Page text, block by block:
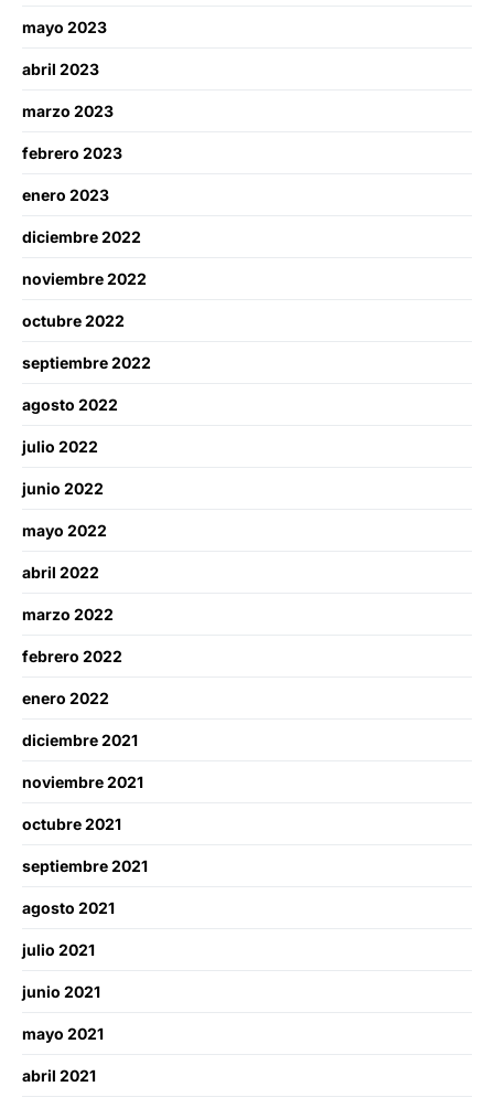
mayo 2023
abril 2023
marzo 2023
febrero 2023
enero 2023
diciembre 2022
noviembre 2022
octubre 2022
septiembre 2022
agosto 2022
julio 2022
junio 2022
mayo 2022
abril 2022
marzo 2022
febrero 2022
enero 2022
diciembre 2021
noviembre 2021
octubre 2021
septiembre 2021
agosto 2021
julio 2021
junio 2021
mayo 2021
abril 2021